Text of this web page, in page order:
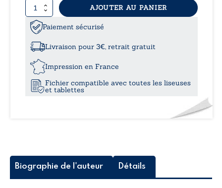
quantité
de
Pré-
standardisation
des
IA-
natifs
de
supervision
AJOUTER AU PANIER
Paiement sécurisé
Livraison pour 3€, retrait gratuit
Impression en France
Fichier compatible avec toutes les liseuses
et tablettes
Biographie de l'auteur Détails